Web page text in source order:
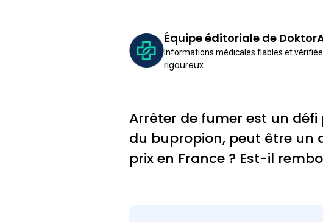
Équipe éditoriale de
Informations médicales fiables et
rigoureux.
Arrêter de fumer est un
du bupropion, peut être un
prix en France ? Est-il